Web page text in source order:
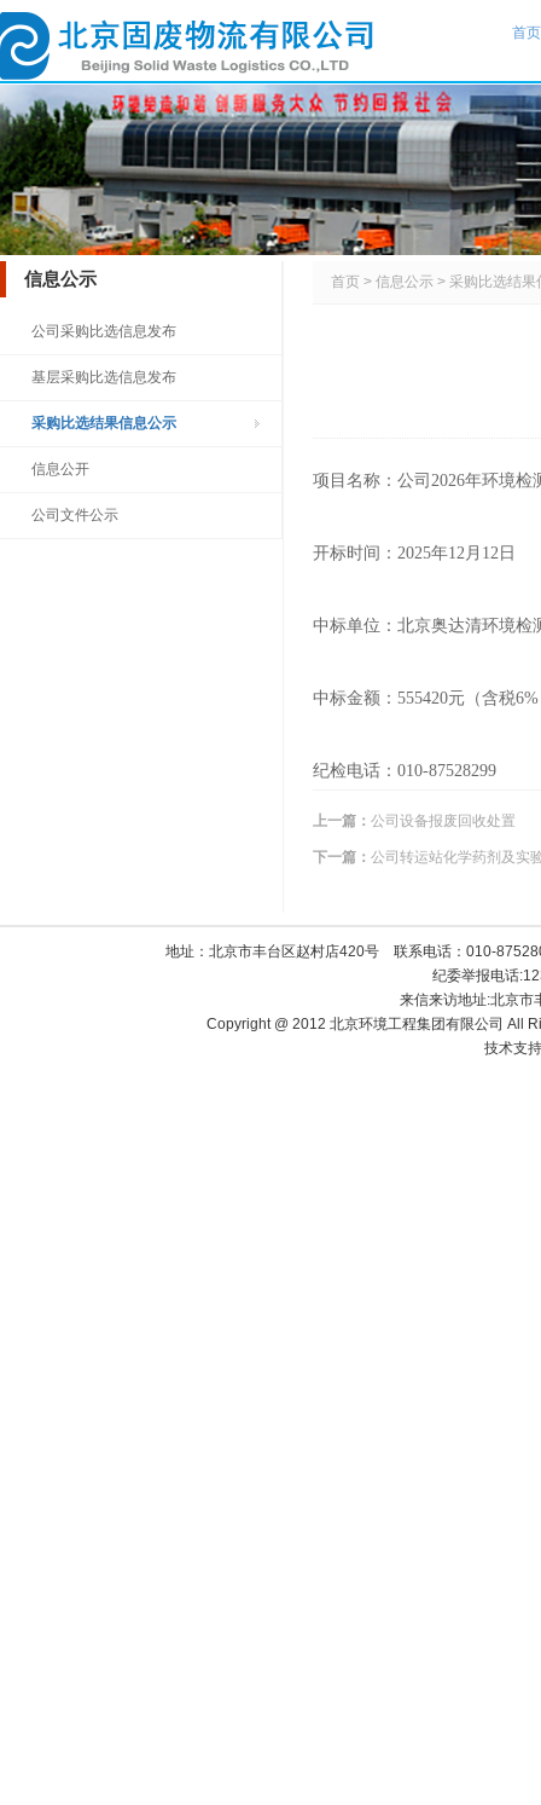
首页
信息公示
公司采购比选信息发布
基层采购比选信息发布
采购比选结果信息公示
信息公开
公司文件公示
首页 > 信息公示 > 采购比选结果
项目名称：公司2026年环境检
开标时间：2025年12月12日
中标单位：北京奥达清环境检
中标金额：555420元（含税
纪检电话：010-87528299
上一篇： 公司设备报废回收处置
下一篇： 公司转运站化学药剂及实
地址：北京市丰台区赵村店420号 联系电话：010-
纪委举报电话
来信来访地址:北京市
Copyright @ 2012 北京环境工程集团有限公司 All
技术支